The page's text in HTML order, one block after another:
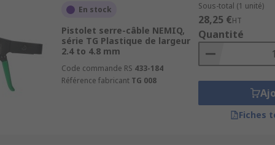
En stock
Pistolet serre-câble NEMIQ,
série TG Plastique de largeur
2.4 to 4.8 mm
Code commande RS 433-184
Référence fabricant TG 008
Sous-total (1 unité)
28,25 €HT
Quantité
Fiches